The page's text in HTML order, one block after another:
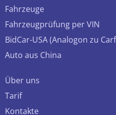
Fahrzeuge
Fahrzeugprüfung per VIN
BidCar-USA (Analogon zu
Auto aus China
Über uns
Tarif
Kontakte